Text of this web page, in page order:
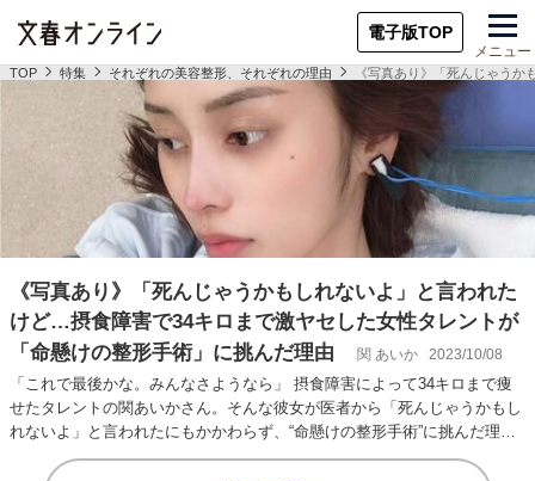
電子版TOP
メニュー
TOP 特集 それぞれの美容整形、それぞれの理由 《写真あり》「死んじゃう
《写真あり》「死んじゃうかもしれないよ」と言われた
けど…摂食障害で34キロまで激ヤセした女性タレントが
「命懸けの整形手術」に挑んだ理由
関 あいか 2023/10/08
「これで最後かな。みんなさようなら」 摂食障害によって34キロまで痩
せたタレントの関あいかさん。そんな彼女が医者から「死んじゃうかもし
れないよ」と言われたにもかかわらず、“命懸けの整形手術”に挑んだ理由
とは？ 彼女が…